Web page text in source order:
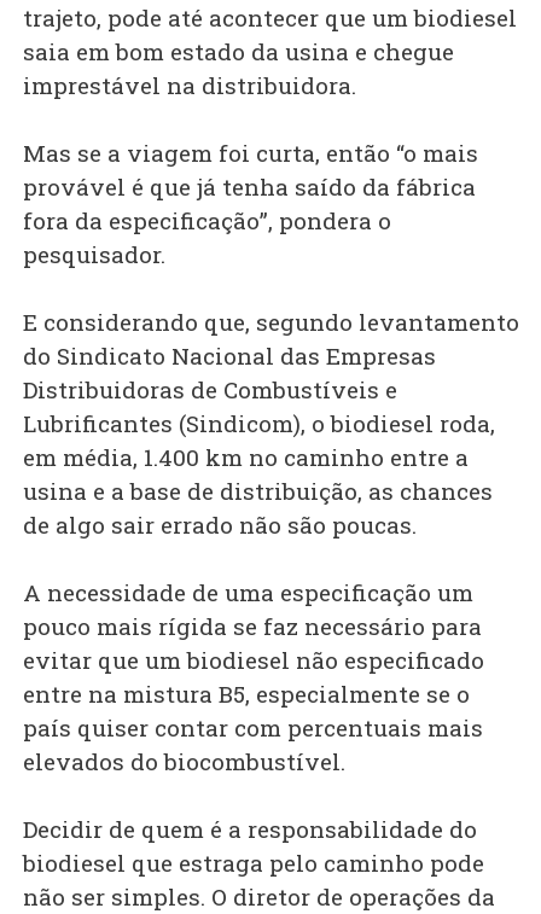
trajeto, pode até acontecer que um biodiesel
saia em bom estado da usina e chegue
imprestável na distribuidora.
Mas se a viagem foi curta, então “o mais
provável é que já tenha saído da fábrica
fora da especificação”, pondera o
pesquisador.
E considerando que, segundo levantamento
do Sindicato Nacional das Empresas
Distribuidoras de Combustíveis e
Lubrificantes (Sindicom), o biodiesel roda,
em média, 1.400 km no caminho entre a
usina e a base de distribuição, as chances
de algo sair errado não são poucas.
A necessidade de uma especificação um
pouco mais rígida se faz necessário para
evitar que um biodiesel não especificado
entre na mistura B5, especialmente se o
país quiser contar com percentuais mais
elevados do biocombustível.
Decidir de quem é a responsabilidade do
biodiesel que estraga pelo caminho pode
não ser simples. O diretor de operações da